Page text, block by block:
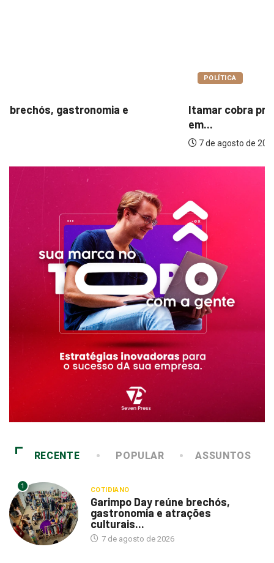
Itamar cobra prazo para melhorias estruturais
RECENTE POPULAR ASSUNTOS
1 COTIDIANO
Garimpo Day reúne brechós,
gastronomia e atrações
culturais...
7 de agosto de 2026